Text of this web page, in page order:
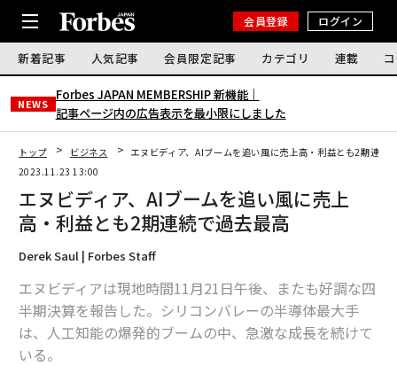
会員登録 ログイン
新着記事 人気記事 会員限定記事 カテゴリ 連載
NEWS
Forbes JAPAN MEMBERSHIP 新機能｜
記事ページ内の広告表示を最小限にしました
トップ ビジネス
エヌビディア、AIブームを追い風に売上高・利益とも2期連続
2023.11.23 13:00
エヌビディア、AIブームを追い風に売上
高・利益とも2期連続で過去最高
Derek Saul | Forbes Staff
エヌビディアは現地時間11月21日午後、またも好調な四
半期決算を報告した。シリコンバレーの半導体最大手
は、人工知能の爆発的ブームの中、急激な成長を続けて
いる。